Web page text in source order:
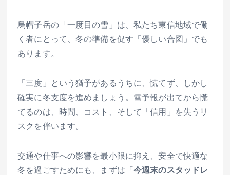
烏帽子岳の「一度目の雪」は、私たち東信地域で働
く者にとって、冬の準備を促す「優しい合図」でも
あります。
「三度」という猶予があるうちに、慌てず、しかし
確実に冬支度を進めましょう。雪予報が出てから慌
てるのは、時間、コスト、そして「信用」を失うリ
スクを伴います。
交通や仕事への影響を最小限に抑え、安全で快適な
冬を過ごすためにも、まずは「今週末のスタッドレ